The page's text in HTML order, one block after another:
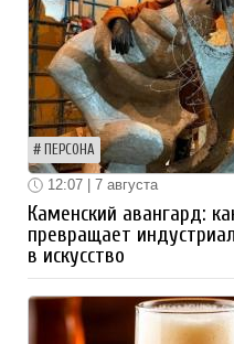
ПЕРСОНА
12:07 | 7 августа
Каменский авангард:
превращает
в искусство